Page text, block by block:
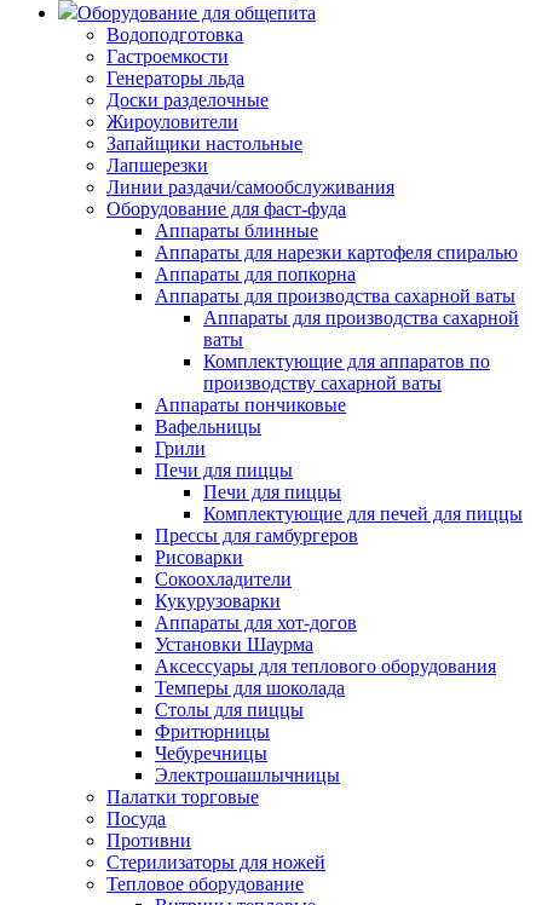
Оборудование для общепита
Водоподготовка
Гастроемкости
Генераторы льда
Доски разделочные
Жироуловители
Запайщики настольные
Лапшерезки
Линии раздачи/самообслуживания
Оборудование для фаст-фуда
Аппараты блинные
Аппараты для нарезки картофеля спиралью
Аппараты для попкорна
Аппараты для производства сахарной ваты
Аппараты для производства сахарной
ваты
Комплектующие для аппаратов по
производству сахарной ваты
Аппараты пончиковые
Вафельницы
Грили
Печи для пиццы
Печи для пиццы
Комплектующие для печей для пиццы
Прессы для гамбургеров
Рисоварки
Сокоохладители
Кукурузоварки
Аппараты для хот-догов
Установки Шаурма
Аксессуары для теплового оборудования
Темперы для шоколада
Столы для пиццы
Фритюрницы
Чебуречницы
Электрошашлычницы
Палатки торговые
Посуда
Противни
Стерилизаторы для ножей
Тепловое оборудование